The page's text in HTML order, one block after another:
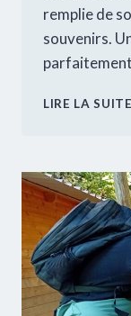
remplie de
souvenirs.
LIRE LA SUITE